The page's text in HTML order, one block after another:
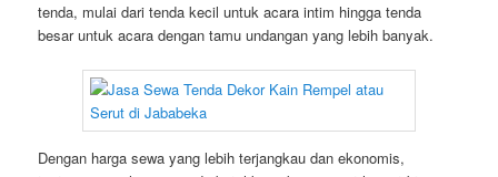
tenda, mulai dari tenda kecil untuk acara intim hingga tenda
besar untuk acara dengan tamu undangan yang lebih banyak.
Dengan harga sewa yang lebih terjangkau dan ekonomis,